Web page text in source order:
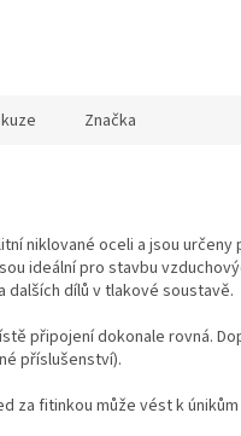
Značka
niklované oceli a jsou
ideální pro stavbu
dalších dílů v tlakové soustavě.
připojení dokonale rovná.
příslušenství).
za fitinkou může vést k